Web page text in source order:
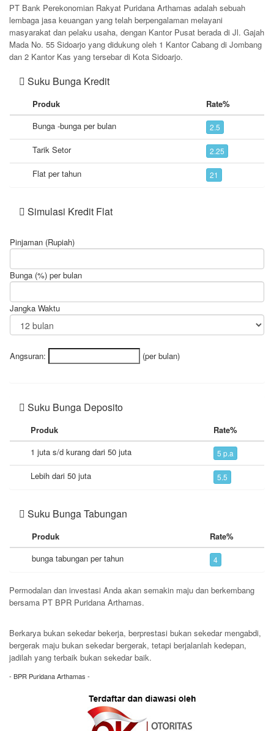
PT Bank Perekonomian Rakyat Puridana Arthamas adalah sebuah
lembaga jasa keuangan yang telah berpengalaman melayani
masyarakat dan pelaku usaha, dengan Kantor Pusat berada di Jl. Gajah
Mada No. 55 Sidoarjo yang didukung oleh 1 Kantor Cabang di Jombang
dan 2 Kantor Kas yang tersebar di Kota Sidoarjo.
Suku Bunga Kredit
Produk
Rate%
Bunga -bunga per bulan
2.5
Tarik Setor 2.25
Flat per tahun 21
Simulasi Kredit Flat
Pinjaman (Rupiah)
Bunga (%) per bulan
Jangka Waktu
Angsuran: (per bulan)
Suku Bunga Deposito
Produk
Rate%
1 juta s/d kurang dari 50 juta
5 p.a
Lebih dari 50 juta 5.5
Suku Bunga Tabungan
Produk
Rate%
bunga tabungan per tahun
4
Permodalan dan investasi Anda akan semakin maju dan berkembang
bersama PT BPR Puridana Arthamas.
Berkarya bukan sekedar bekerja, berprestasi bukan sekedar mengabdi,
bergerak maju bukan sekedar bergerak, tetapi berjalanlah kedepan,
jadilah yang terbaik bukan sekedar baik.
- BPR Puridana Arthamas -